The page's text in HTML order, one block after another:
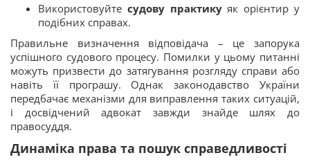
Використовуйте судову практикуяк орієнтир у
подібних справах.
Правильне визначення відповідача – це запорука
успішного судового процесу. Помилки у цьому питанні
можуть призвести до затягування розгляду справи або
навіть її програшу. Однак законодавство України
передбачає механізми для виправлення таких ситуацій,
і досвідчений адвокат завжди знайде шлях до
правосуддя.
Динаміка права та пошук справедливості